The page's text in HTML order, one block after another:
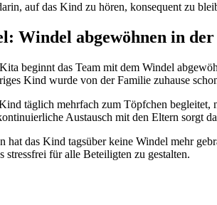
auf das Kind zu hören, konsequent zu
Windel abgewöhnen in
beginnt das Team mit dem Windel
Kind wurde von der Familie zuhause
täglich mehrfach zum Töpfchen
Austausch mit den Eltern sorgt
hat das Kind tagsüber keine Windel mehr
stressfrei für alle Beteiligten zu gestalten.